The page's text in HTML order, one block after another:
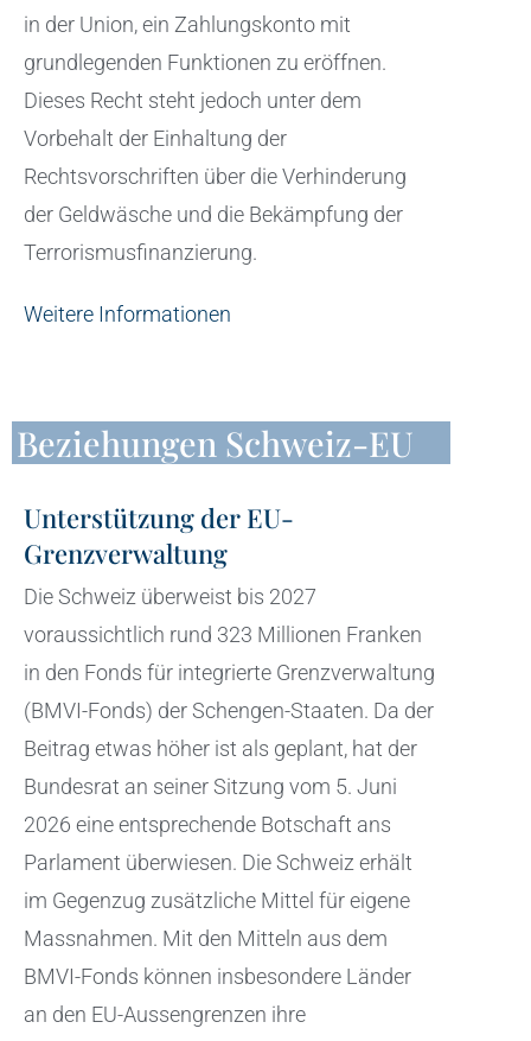
in der Union, ein Zahlungskonto mit
grundlegenden Funktionen zu eröffnen.
Dieses Recht steht jedoch unter dem
Vorbehalt der Einhaltung der
Rechtsvorschriften über die Verhinderung
der Geldwäsche und die Bekämpfung der
Terrorismusfinanzierung.
Weitere Informationen
Beziehungen Schweiz-EU
Unterstützung der EU-
Grenzverwaltung
Die Schweiz überweist bis 2027
voraussichtlich rund 323 Millionen Franken
in den Fonds für integrierte Grenzverwaltung
(BMVI-Fonds) der Schengen-Staaten. Da der
Beitrag etwas höher ist als geplant, hat der
Bundesrat an seiner Sitzung vom 5. Juni
2026 eine entsprechende Botschaft ans
Parlament überwiesen. Die Schweiz erhält
im Gegenzug zusätzliche Mittel für eigene
Massnahmen. Mit den Mitteln aus dem
BMVI-Fonds können insbesondere Länder
an den EU-Aussengrenzen ihre